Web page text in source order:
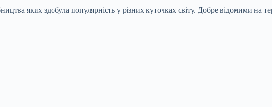
яких здобула популярність у різних куточках світу. Добре відомими